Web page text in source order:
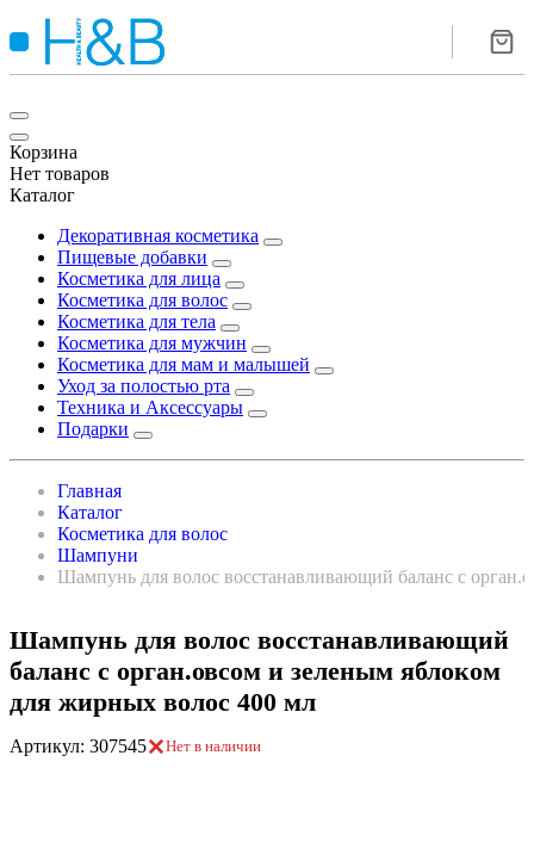
Корзина
Нет товаров
Каталог
Декоративная косметика
Пищевые добавки
Косметика для лица
Косметика для волос
Косметика для тела
Косметика для мужчин
Косметика для мам и малышей
Уход за полостью рта
Техника и Аксессуары
Подарки
Главная
Каталог
Косметика для волос
Шампуни
Шампунь для волос восстанавливающий баланс с
Шампунь для волос восстанавливающий
баланс с орган.овсом и зеленым яблоком
для жирных волос 400 мл
Артикул: 307545 Нет в наличии